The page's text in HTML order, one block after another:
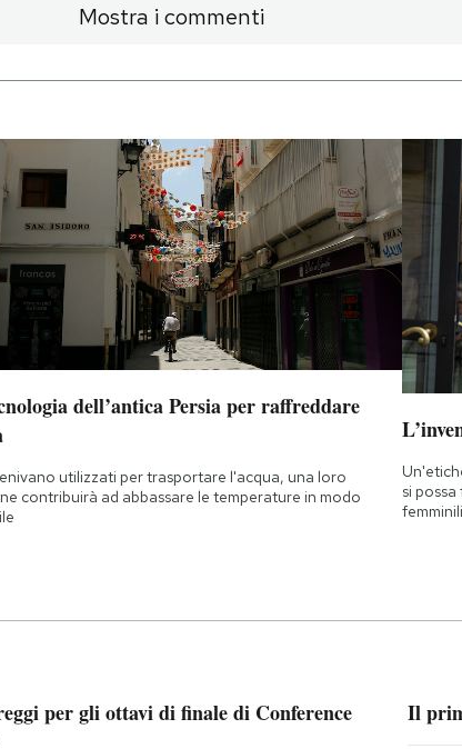
Mostra i commenti
dell’antica Persia per raffreddare
utilizzati per trasportare l'acqua, una loro
contribuirà ad abbassare le temperature in modo
si
per gli ottavi di finale di Conference
Il